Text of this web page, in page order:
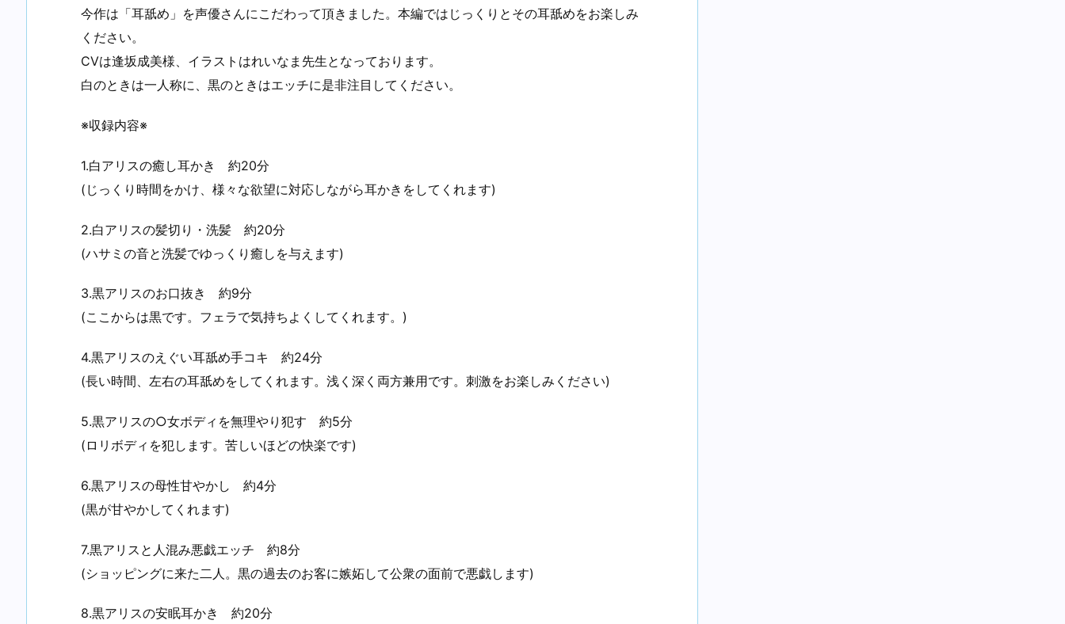
今作は「耳舐め」を声優さんにこだわって頂きました。本編ではじっくりとその耳舐めをお楽しみ
ください。
CVは逢坂成美様、イラストはれいなま先生となっております。
白のときは一人称に、黒のときはエッチに是非注目してください。
※収録内容※
1.白アリスの癒し耳かき 約20分
(じっくり時間をかけ、様々な欲望に対応しながら耳かきをしてくれます)
2.白アリスの髪切り・洗髪 約20分
(ハサミの音と洗髪でゆっくり癒しを与えます)
3.黒アリスのお口抜き 約9分
(ここからは黒です。フェラで気持ちよくしてくれます。)
4.黒アリスのえぐい耳舐め手コキ 約24分
(長い時間、左右の耳舐めをしてくれます。浅く深く両方兼用です。刺激をお楽しみください)
5.黒アリスの○女ボディを無理やり犯す 約5分
(ロリボディを犯します。苦しいほどの快楽です)
6.黒アリスの母性甘やかし 約4分
(黒が甘やかしてくれます)
7.黒アリスと人混み悪戯エッチ 約8分
(ショッピングに来た二人。黒の過去のお客に嫉妬して公衆の面前で悪戯します)
8.黒アリスの安眠耳かき 約20分